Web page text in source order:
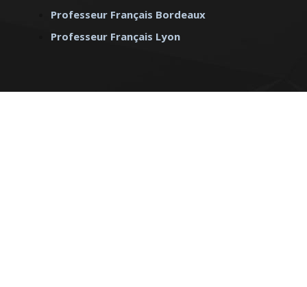
Professeur Français Bordeaux
Professeur Français Lyon